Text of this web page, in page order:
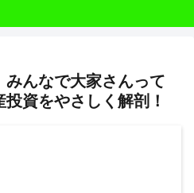
みんなで大家さんって
資をやさしく解剖！